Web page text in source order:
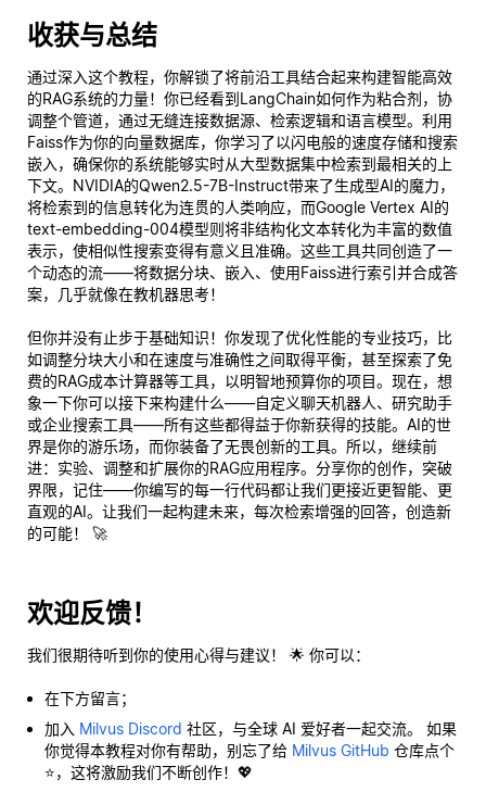
收获与总结
通过深入这个教程，你解锁了将前沿工具结合起来构建智能高效
的RAG系统的力量！你已经看到LangChain如何作为粘合剂，协
调整个管道，通过无缝连接数据源、检索逻辑和语言模型。利用
Faiss作为你的向量数据库，你学习了以闪电般的速度存储和搜索
嵌入，确保你的系统能够实时从大型数据集中检索到最相关的上
下文。NVIDIA的Qwen2.5-7B-Instruct带来了生成型AI的魔力，
将检索到的信息转化为连贯的人类响应，而Google Vertex AI的
text-embedding-004模型则将非结构化文本转化为丰富的数值
表示，使相似性搜索变得有意义且准确。这些工具共同创造了一
个动态的流——将数据分块、嵌入、使用Faiss进行索引并合成答
案，几乎就像在教机器思考！
但你并没有止步于基础知识！你发现了优化性能的专业技巧，比
如调整分块大小和在速度与准确性之间取得平衡，甚至探索了免
费的RAG成本计算器等工具，以明智地预算你的项目。现在，想
象一下你可以接下来构建什么——自定义聊天机器人、研究助手
或企业搜索工具——所有这些都得益于你新获得的技能。AI的世
界是你的游乐场，而你装备了无畏创新的工具。所以，继续前
进：实验、调整和扩展你的RAG应用程序。分享你的创作，突破
界限，记住——你编写的每一行代码都让我们更接近更智能、更
直观的AI。让我们一起构建未来，每次检索增强的回答，创造新
的可能！ 🚀
欢迎反馈！
我们很期待听到你的使用心得与建议！ 🌟 你可以：
在下方留言；
加入 Milvus Discord 社区，与全球 AI 爱好者一起交流。 如果
你觉得本教程对你有帮助，别忘了给 Milvus GitHub 仓库点个
⭐，这将激励我们不断创作！💖